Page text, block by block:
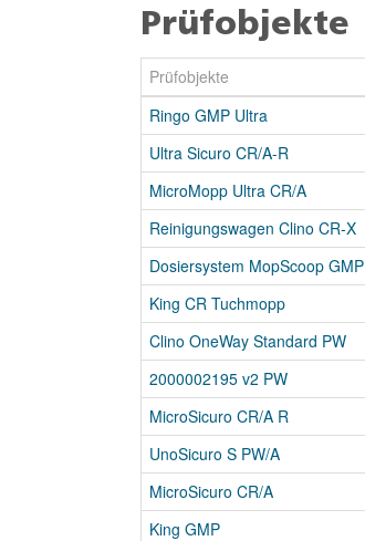
Prüfobjekte
Prüfobjekte
Ringo GMP Ultra
Ultra Sicuro CR/A-R
MicroMopp Ultra CR/A
Reinigungswagen Clino CR-X
Dosiersystem MopScoop GMP
King CR Tuchmopp
Clino OneWay Standard PW
2000002195 v2 PW
MicroSicuro CR/A R
UnoSicuro S PW/A
MicroSicuro CR/A
King GMP